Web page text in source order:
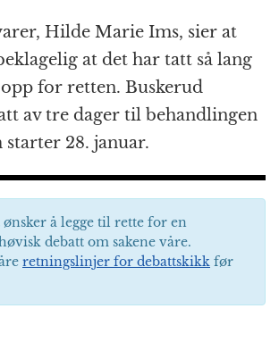
Hilde Marie Ims, sier at
at det har tatt så lang
opp for retten. Buskerud
av tre dager til behandlingen
starter 28. januar.
å legge til rette for en
debatt om sakene våre.
retningslinjer for debattskikk før